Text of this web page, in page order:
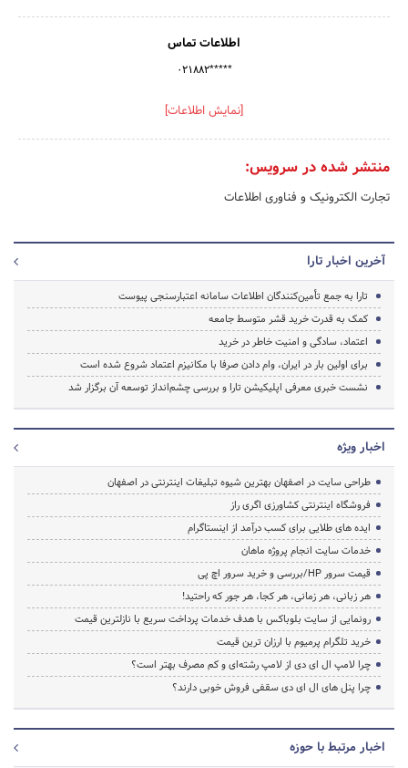
اطلاعات تماس
۰۲۱۸۸۲*****
[نمایش اطلاعات]
منتشر شده در سرویس:
تجارت الکترونیک و فناوری اطلاعات
آخرین اخبار تارا
تارا به جمع تأمین‌کنندگان اطلاعات سامانه اعتبارسنجی پیوست
کمک به قدرت خرید قشر متوسط جامعه
اعتماد، سادگی و امنیت خاطر در خرید
برای اولین بار در ایران، وام دادن صرفا با مکانیزم اعتماد شروع شده است
نشست خبری معرفی اپلیکیشن تارا و بررسی چشم‌انداز‌ توسعه آن برگزار شد
اخبار ویژه
طراحی سایت در اصفهان بهترین شیوه تبلیغات اینترنتی در اصفهان
فروشگاه اینترنتی کشاورزی اگری راز
ایده های طلایی برای کسب درآمد از اینستاگرام
خدمات سایت انجام پروژه ماهان
قیمت سرور HP/بررسی و خرید سرور اچ پی
هر زبانی، هر زمانی، هر کجا، هر جور که راحتید!
رونمایی از سایت بلوباکس با هدف خدمات پرداخت سریع با نازلترین قیمت
خرید تلگرام پرمیوم با ارزان ترین قیمت
چرا لامپ ال ای دی از لامپ رشته‌ای و کم مصرف بهتر است؟
چرا پنل های ال ای دی سقفی فروش خوبی دارند؟
اخبار مرتبط با حوزه